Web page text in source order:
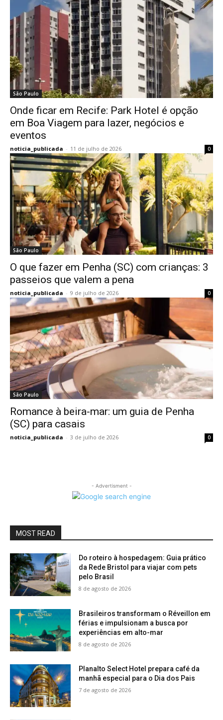
São Paulo
Onde ficar em Recife: Park Hotel é opção
em Boa Viagem para lazer, negócios e
eventos
noticia_publicada - 11 de julho de 2026 0
São Paulo
O que fazer em Penha (SC) com crianças: 3
passeios que valem a pena
noticia_publicada - 9 de julho de 2026 0
São Paulo
Romance à beira-mar: um guia de Penha
(SC) para casais
noticia_publicada - 3 de julho de 2026 0
- Advertisment -
MOST READ
Do roteiro à hospedagem: Guia prático
da Rede Bristol para viajar com pets
pelo Brasil
8 de agosto de 2026
Brasileiros transformam o Réveillon em
férias e impulsionam a busca por
experiências em alto-mar
8 de agosto de 2026
Planalto Select Hotel prepara café da
manhã especial para o Dia dos Pais
7 de agosto de 2026